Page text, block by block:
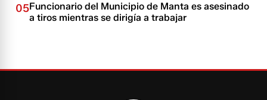
05Funcionario del Municipio de Manta es asesinado
a tiros mientras se dirigía a trabajar